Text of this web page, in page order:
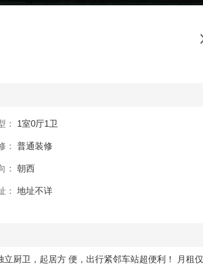
： 1室0厅1卫
： 普通装修
： 朝西
： 地址不详
厨卫，起居方 便，出行紧邻车站超便利！ 月租仅